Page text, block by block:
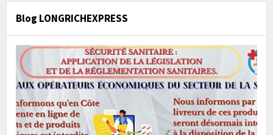
Blog LONGRICHEXPRESS